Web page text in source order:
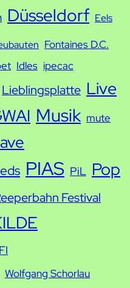
Düsseldorf Eels
Fontaines D.C.
Idles ipecac
Lieblingsplatte Live
Musik mute
PIAS PiL Pop
Festival
Wolfgang Schorlau